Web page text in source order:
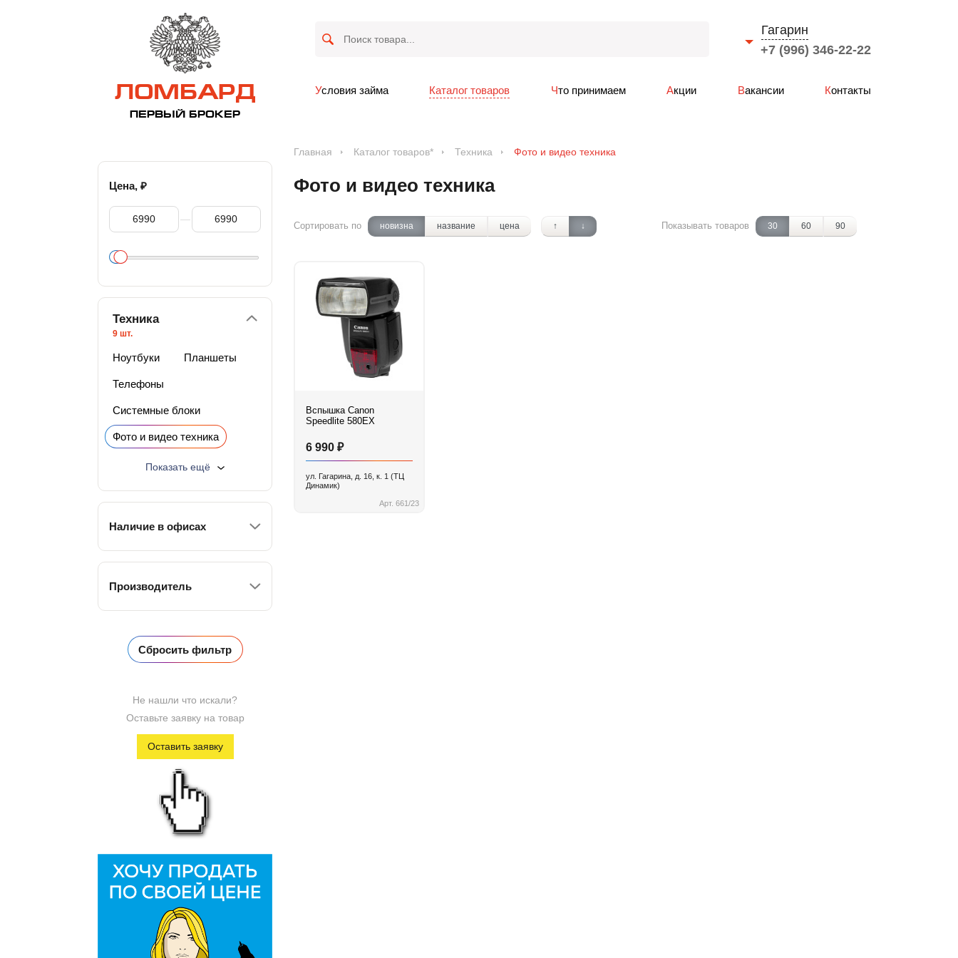
ЛОМБАРД
ПЕРВЫЙ БРОКЕР
Гагарин
+7 (996) 346-22-22
Условия займа Каталог товаров Что принимаем Акции Вакансии Контакты
Главная Каталог товаров* Техника Фото и видео техника
Цена, ₽
—
Техника
9 шт.
Ноутбуки Планшеты
Телефоны
Системные блоки
Фото и видео техника
Электроинструмент
Телевизоры и мониторы
Показать ещё
Наличие в офисах
Производитель
Не нашли что искали?
Оставьте заявку на товар
Оставить заявку
Фото и видео техника
Сортировать по новизна название цена ↑ ↓ Показывать товаров 30 60 90
Вспышка Canon
Speedlite 580EX
6 990 ₽
ул. Гагарина, д. 16, к. 1 (ТЦ
Динамик)
Арт. 661/23